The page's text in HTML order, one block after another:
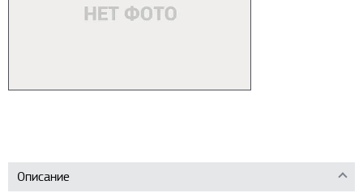
Описание